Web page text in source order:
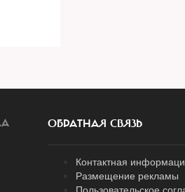
ОБРАТНАЯ СВЯЗЬ
Контактная
Размещение рекламы
Пользовательское